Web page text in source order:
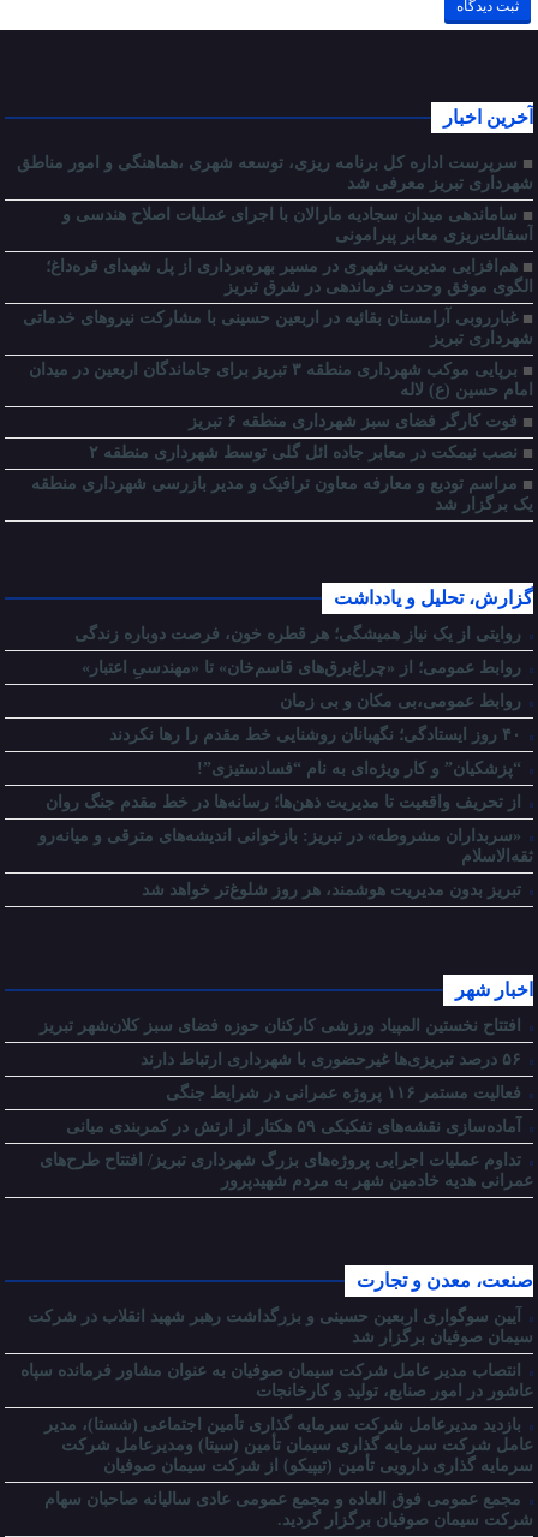
آخرین اخبار
سرپرست اداره کل برنامه ریزی، توسعه شهری ،هماهنگی و امور مناطق
شهرداری تبریز معرفی شد
ساماندهی میدان سجادیه مارالان با اجرای عملیات اصلاح هندسی و
آسفالت‌ریزی معابر پیرامونی
هم‌افزایی مدیریت شهری در مسیر بهره‌برداری از پل شهدای قره‌داغ؛
الگوی موفق وحدت فرماندهی در شرق تبریز
غبارروبی آرامستان بقائیه در اربعین حسینی با مشارکت نیروهای خدماتی
شهرداری تبریز
برپایی موکب شهرداری منطقه ۳ تبریز برای جاماندگان اربعین در میدان
امام حسین (ع) لاله
فوت کارگر فضای سبز شهرداری منطقه ۶ تبریز
نصب نیمکت در معابر جاده ائل گلی توسط شهرداری منطقه ۲
مراسم تودیع و معارفه معاون ترافیک و مدیر بازرسی شهرداری منطقه
یک برگزار شد
گزارش، تحلیل و یادداشت
روایتی از یک نیاز همیشگی؛ هر قطره خون، فرصت دوباره زندگی
روابط عمومی؛ از «چراغ‌برق‌های قاسم‌خان» تا «مهندسیِ اعتبار»
روابط عمومی،بی مکان و بی زمان
“پزشکیان” و کار ویژه‌ای به نام “فسادستیزی”!
از تحریف واقعیت تا مدیریت ذهن‌ها؛ رسانه‌ها در خط مقدم جنگ روان
«سربداران مشروطه» در تبریز: بازخوانی اندیشه‌های مترقی و میانه‌رو
ثقه‌الاسلام
تبریز بدون مدیریت هوشمند، هر روز شلوغ‌تر خواهد شد
اخبار شهر
افتتاح نخستین المپیاد ورزشی کارکنان حوزه فضای سبز کلان‌شهر تبریز
فعالیت مستمر ۱۱۶ پروژه عمرانی در شرایط جنگی
آماده‌سازی نقشه‌های تفکیکی ۵۹ هکتار از ارتش در کمربندی میانی
تداوم عملیات اجرایی پروژه‌های بزرگ شهرداری تبریز/ افتتاح طرح‌های
عمرانی هدیه خادمین شهر به مردم شهیدپرور
صنعت، معدن و تجارت
آیین سوگواری اربعین حسینی و بزرگداشت رهبر شهید انقلاب در شرکت
سیمان صوفیان برگزار شد
انتصاب مدیر عامل شرکت سیمان صوفیان به عنوان مشاور فرمانده سپاه
عاشور در امور صنایع، تولید و کارخانجات
بازدید مدیرعامل شرکت سرمایه گذاری تأمین اجتماعی (شستا)، مدیر
عامل شرکت سرمایه گذاری سیمان تأمین (سیتا) ومدیرعامل شرکت
سرمایه گذاری دارویی تأمین (تیپیکو) از شرکت سیمان صوفیان
مجمع عمومی فوق العاده و مجمع عمومی عادی سالیانه صاحبان سهام
شرکت سیمان صوفیان برگزار گردید.